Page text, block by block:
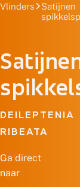
Vlinders
Satijnen
DEILEPTENIA
RIBEATA
Ga direct
naar